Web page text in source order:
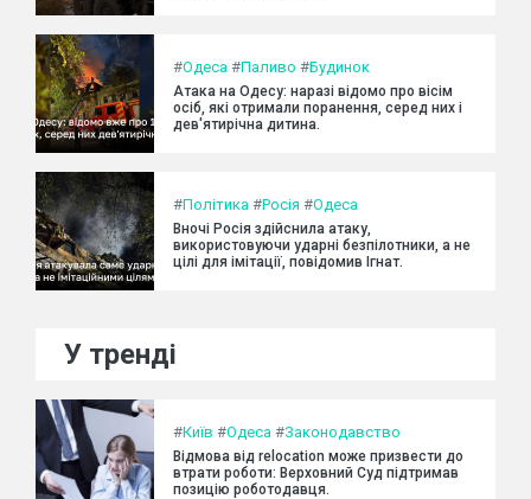
#Одеса #Паливо #Будинок
Атака на Одесу: наразі відомо про вісім
осіб, які отримали поранення, серед них і
дев'ятирічна дитина.
#Політика #Росія #Одеса
Вночі Росія здійснила атаку,
використовуючи ударні безпілотники, а не
цілі для імітації, повідомив Ігнат.
У тренді
#Київ #Одеса #Законодавство
Відмова від relocation може призвести до
втрати роботи: Верховний Суд підтримав
позицію роботодавця.